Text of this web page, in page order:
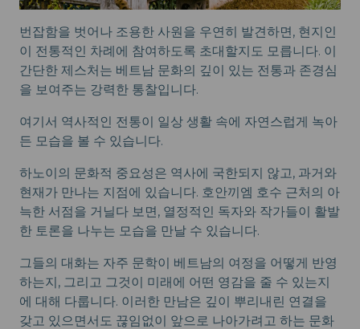
번잡함을 벗어나 조용한 사원을 우연히 발견하면, 현지인
이 전통적인 차례에 참여하도록 초대할지도 모릅니다. 이
간단한 제스처는 베트남 문화의 깊이 있는 전통과 존경심
을 보여주는 강력한 통찰입니다.
여기서 역사적인 전통이 일상 생활 속에 자연스럽게 녹아
든 모습을 볼 수 있습니다.
하노이의 문화적 중요성은 역사에 국한되지 않고, 과거와
현재가 만나는 지점에 있습니다. 호안끼엠 호수 근처의 아
늑한 서점을 거닐다 보면, 열정적인 독자와 작가들이 활발
한 토론을 나누는 모습을 만날 수 있습니다.
그들의 대화는 자주 문학이 베트남의 여정을 어떻게 반영
하는지, 그리고 그것이 미래에 어떤 영감을 줄 수 있는지
에 대해 다룹니다. 이러한 만남은 깊이 뿌리내린 연결을
갖고 있으면서도 끊임없이 앞으로 나아가려고 하는 문화